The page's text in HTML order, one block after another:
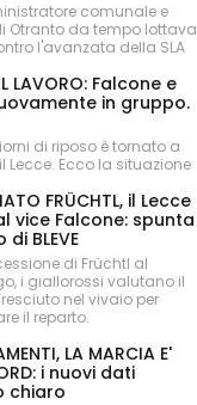
comunale e
Otranto da tempo lottava
l'avanzata della SLA
LAVORO: Falcone e
in gruppo.
di riposo è tornato a
Lecce. Ecco la situazione
FRÜCHTL, il Lecce
vice Falcone: spunta
BLEVE
di Früchtl al
i giallorossi valutano il
nel vivaio per
il reparto.
LA MARCIA E'
i nuovi dati
chiaro